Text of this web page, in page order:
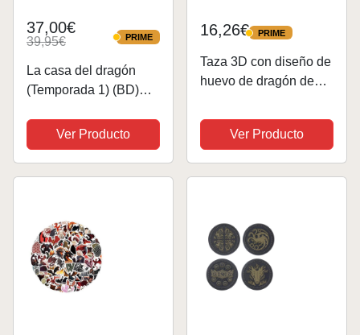
37,00€
39,95€ PRIME
PRIME
La casa del dragón
(Temporada 1) (BD)
Ver Producto
16,26€ PRIME
PRIME
Taza 3D con diseño de
huevo de dragón de
Ver Producto